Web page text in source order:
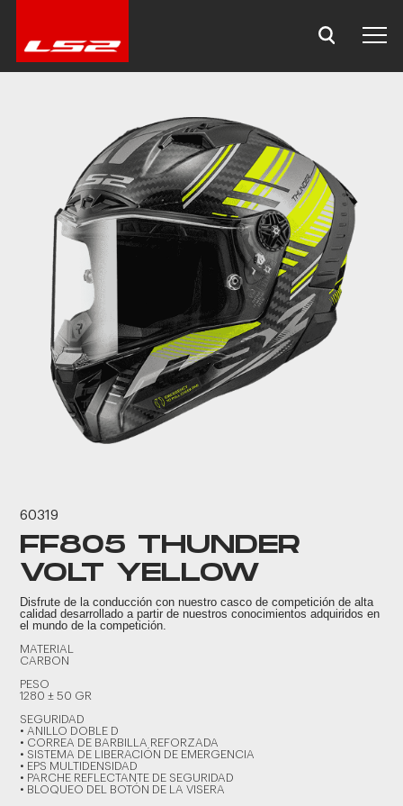
60319
FF805 THUNDER
VOLT YELLOW
Disfrute de la conducción con nuestro casco de competición de alta
calidad desarrollado a partir de nuestros conocimientos adquiridos en
el mundo de la competición.
MATERIAL
CARBON
PESO
1280 ± 50 GR
SEGURIDAD
• ANILLO DOBLE D
• CORREA DE BARBILLA REFORZADA
• SISTEMA DE LIBERACIÓN DE EMERGENCIA
• EPS MULTIDENSIDAD
• PARCHE REFLECTANTE DE SEGURIDAD
• BLOQUEO DEL BOTÓN DE LA VISERA